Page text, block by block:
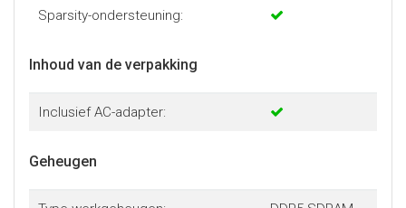
Sparsity-ondersteuning:
Inhoud van de verpakking
Inclusief AC-adapter:
Geheugen